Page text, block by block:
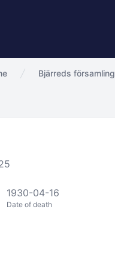
Bjärreds församling
1930-04-16
Date of death